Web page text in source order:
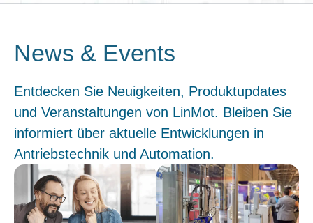
News & Events
Entdecken Sie Neuigkeiten, Produktupdates
und Veranstaltungen von LinMot. Bleiben Sie
informiert über aktuelle Entwicklungen in
Antriebstechnik und Automation.